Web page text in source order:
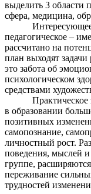
выделить 3 области
сфера, медицина,
педагогическое –
рассчитано на
план выходят
это забота об
психологическом
средствами
в образовании
позитивных
самопознание,
личностный рост.
поведения, мыслей и
группе,
переживание
трудностей